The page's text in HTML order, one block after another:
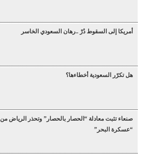
أمريكا إلى السقوط دُرْ ..رهان السعودي الخاسر
هل تكرّر السعودية أخطاءها؟
صنعاء تثبت معادلة “الحصار بالحصار” وتحذر الرياض من
“عسكرة البحر”